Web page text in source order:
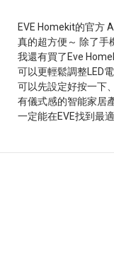
EVE Homekit的官方
真的超方便～ 除了手
我還有買了Eve
可以更輕鬆調整LED
可以先設定好按一下
有儀式感的智能家居
一定能在EVE找到最